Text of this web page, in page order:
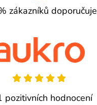
zákazníků doporučuje
pozitivních hodnocení